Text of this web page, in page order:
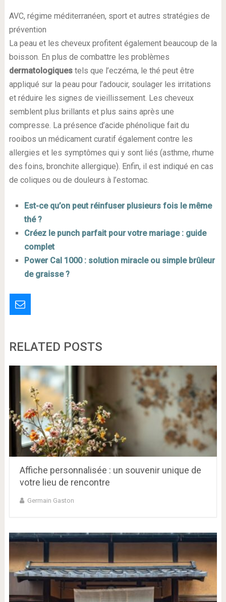
AVC, régime méditerranéen, sport et autres stratégies de
prévention
La peau et les cheveux profitent également beaucoup de la
boisson. En plus de combattre les problèmes
dermatologiques tels que l’eczéma, le thé peut être
appliqué sur la peau pour l’adoucir, soulager les irritations
et réduire les signes de vieillissement. Les cheveux
semblent plus brillants et plus sains après une
compresse. La présence d’acide phénolique fait du
rooibos un médicament curatif également contre les
allergies et les symptômes qui y sont liés (asthme, rhume
des foins, bronchite allergique). Enfin, il est indiqué en cas
de coliques ou de douleurs à l’estomac.
Est-ce qu’on peut réinfuser plusieurs fois le même
thé ?
Créez le punch parfait pour votre mariage : guide
complet
Power Cal 1000 : solution miracle ou simple brûleur
de graisse ?
RELATED POSTS
Affiche personnalisée : un souvenir unique de
votre lieu de rencontre
Germain Gaston